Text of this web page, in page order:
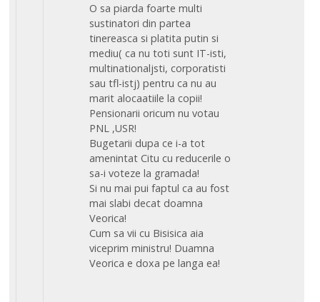
O sa piarda foarte multi
sustinatori din partea
tinereasca si platita putin si
mediu( ca nu toti sunt IT-isti,
multinationaljsti, corporatisti
sau tfl-istj) pentru ca nu au
marit alocaatiile la copii!
Pensionarii oricum nu votau
PNL ,USR!
Bugetarii dupa ce i-a tot
amenintat Citu cu reducerile o
sa-i voteze la gramada!
Si nu mai pui faptul ca au fost
mai slabi decat doamna
Veorica!
Cum sa vii cu Bisisica aia
viceprim ministru! Duamna
Veorica e doxa pe langa ea!